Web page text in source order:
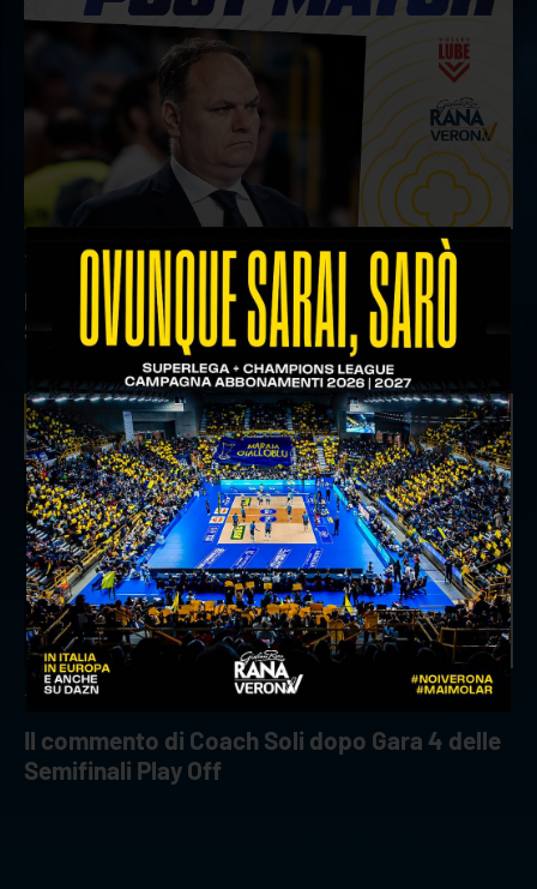
18 aprile 2026
Il commento del ds Lami dopo Gara 4 delle
Semifinali Play Off
INTERVIEWS
18 aprile 2026
Il commento di Coach Soli dopo Gara 4 delle
Semifinali Play Off